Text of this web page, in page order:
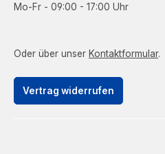
Mo-Fr - 09:00 - 17:00 Uhr
Oder über unser Kontaktformular.
Vertrag widerrufen